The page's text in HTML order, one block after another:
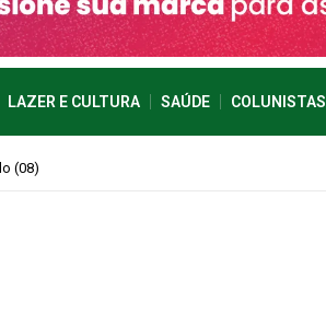
LAZER E CULTURA SAÚDE COLUNISTAS